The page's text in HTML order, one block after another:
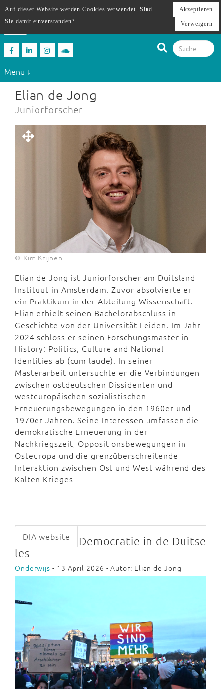
Menu ↓
Elian de Jong
Juniorforscher
© Kim Krijnen
Elian de Jong ist Juniorforscher am Duitsland
Instituut in Amsterdam. Zuvor absolvierte er
ein Praktikum in der Abteilung Wissenschaft.
Elian erhielt seinen Bachelorabschluss in
Geschichte von der Universität Leiden. Im Jahr
2024 schloss er seinen Forschungsmaster in
History: Politics, Culture and National
Identities ab (cum laude). In seiner
Masterarbeit untersuchte er die Verbindungen
zwischen ostdeutschen Dissidenten und
westeuropäischen sozialistischen
Erneuerungsbewegungen in den 1960er und
1970er Jahren. Seine Interessen umfassen die
demokratische Erneuerung in der
Nachkriegszeit, Oppositionsbewegungen in
Osteuropa und die grenzüberschreitende
Interaktion zwischen Ost und West während des
Kalten Krieges.
DIA website
Democratie in de Duitse
les
Onderwijs - 13 April 2026 - Autor: Elian de Jong
Auf dieser Website werden Cookies verwendet. Sind
Sie damit einverstanden?
Akzeptieren
Verweigern